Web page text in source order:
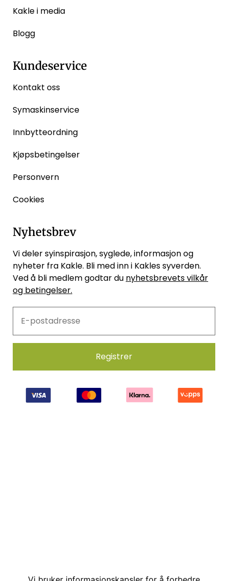
Kakle i media
Blogg
Kundeservice
Kontakt oss
Symaskinservice
Innbytteordning
Kjøpsbetingelser
Personvern
Cookies
Nyhetsbrev
Vi deler syinspirasjon, syglede, informasjon og
nyheter fra Kakle. Bli med inn i Kakles syverden.
Ved å bli medlem godtar du nyhetsbrevets vilkår
og betingelser.